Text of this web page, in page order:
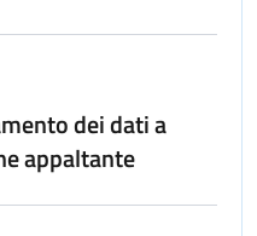
dei dati a
appaltante